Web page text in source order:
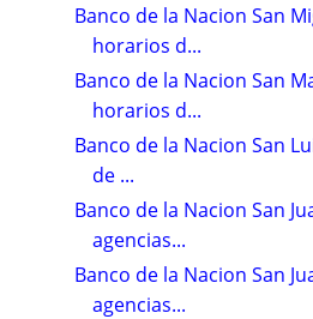
Banco de la Nacion San
horarios d...
Banco de la Nacion San
horarios d...
Banco de la Nacion San
de ...
Banco de la Nacion San
agencias...
Banco de la Nacion San
agencias...